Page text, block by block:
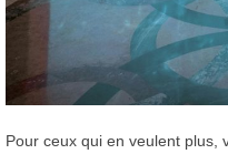
Pour ceux qui en veulent plus,